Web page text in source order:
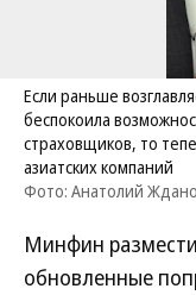
Если раньше
беспокоила
страховщиков, то
азиатских компаний
Фото: Анатолий
Минфин
обновленные